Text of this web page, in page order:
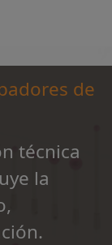
de
técnica
la